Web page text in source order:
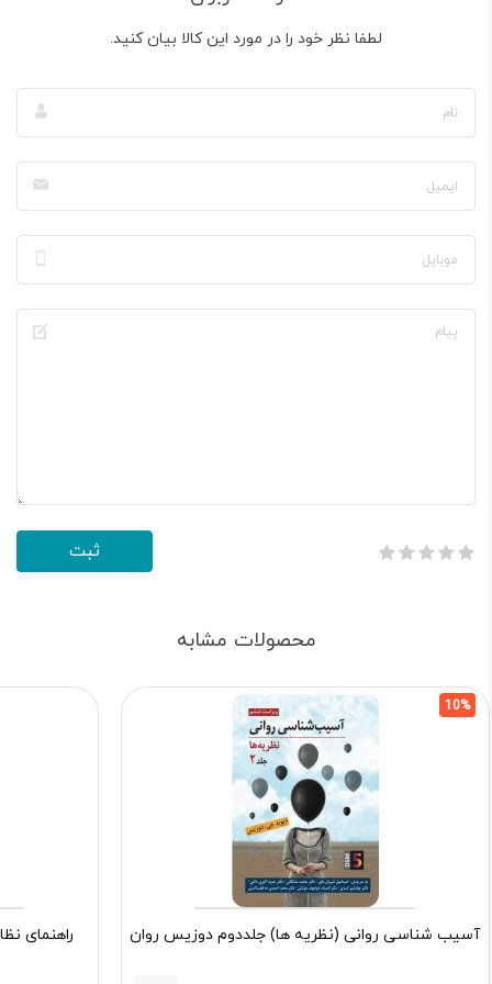
لطفا نظر خود را در مورد این کالا بیان کنید.
محصولات مشابه
10%
آسیب شناسی روانی (نظریه ها) جلددوم دوزیس روان راهنمای